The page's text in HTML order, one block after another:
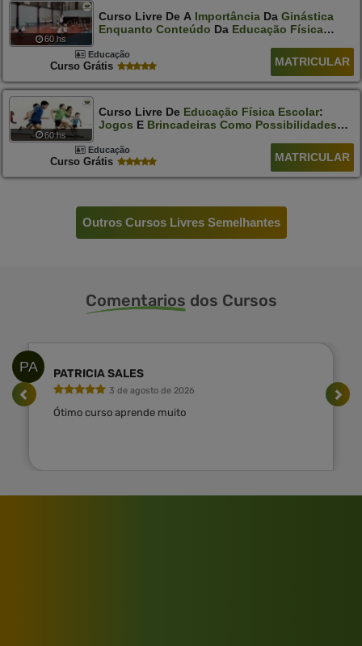
60 hs
Curso Livre De A ImportânciaDa Ginástica
Enquanto Conteúdo Da Educação Física
Educação
Curso Grátis MATRICULAR
60 hs
Curso Livre De Educação Física Escolar:
Jogos E Brincadeiras Como Possibilidades
Educação
Curso Grátis MATRICULAR
Outros Cursos Livres Semelhantes
Comentarios dos Cursos
PA PATRICIA SALES
3 de agosto de 2026
Ótimo curso aprende muito